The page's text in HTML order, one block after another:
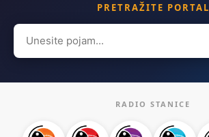
PRETRAŽITE PORTAL
Search
for:
RADIO STANICE